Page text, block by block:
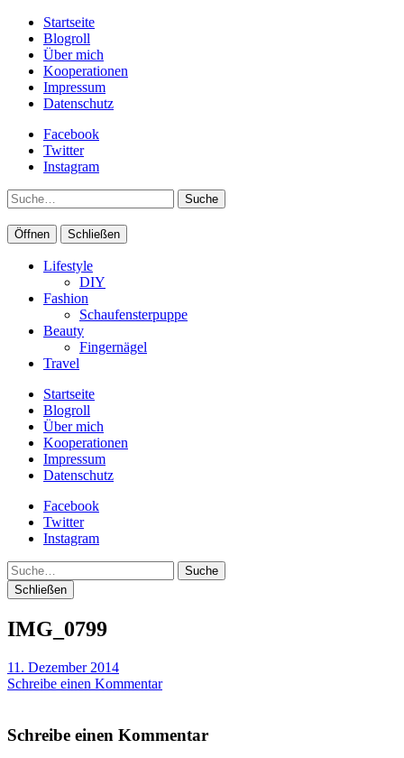
Startseite
Blogroll
Über mich
Kooperationen
Impressum
Datenschutz
Facebook
Twitter
Instagram
Suche
Öffnen Schließen
Lifestyle
DIY
Fashion
Schaufensterpuppe
Beauty
Fingernägel
Travel
Startseite
Blogroll
Über mich
Kooperationen
Impressum
Datenschutz
Facebook
Twitter
Instagram
Suche
Schließen
IMG_0799
11. Dezember 2014
Schreibe einen Kommentar
Schreibe einen Kommentar